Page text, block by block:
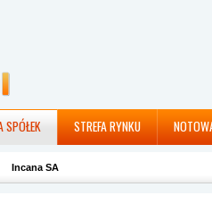
SPÓŁEK STREFA RYNKU
Incana SA